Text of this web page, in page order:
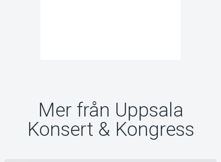
Mer från Uppsala
Konsert & Kongress